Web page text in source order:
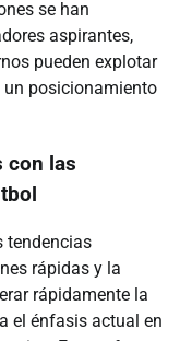
se han
aspirantes,
pueden explotar
un posicionamiento
con las
tendencias
rápidas y la
rápidamente la
el énfasis actual en